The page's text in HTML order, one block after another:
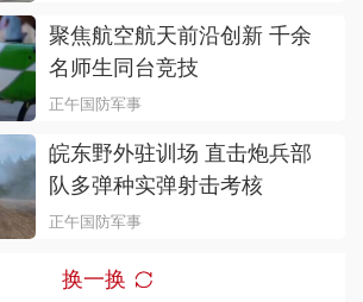
聚焦航空航天前沿创新 千余
名师生同台竞技
正午国防军事
皖东野外驻训场 直击炮兵部
队多弹种实弹射击考核
正午国防军事
换一换